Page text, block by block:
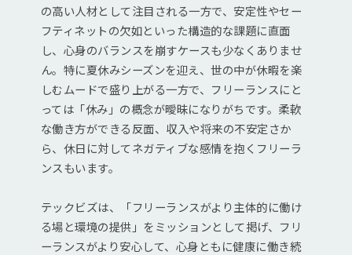
の高い人材として注目される一方で、安定性やセー
フティネットの欠如といった構造的な課題に直面
し、心身のバランスを崩すケースも少なくありませ
ん。特に夏休みシーズンを迎え、世の中が休暇を楽
しむムードで盛り上がる一方で、フリーランスにと
っては「休み」の概念が曖昧になりがちです。柔軟
な働き方ができる反面、収入や将来の不安定さか
ら、休日に対してネガティブな感情を抱くフリーラ
ンスもいます。
テックビズは、「フリーランスがより主体的に働け
る場と環境の提供」をミッションとして掲げ、フリ
ーランスがより安心して、心身ともに健康に働き続